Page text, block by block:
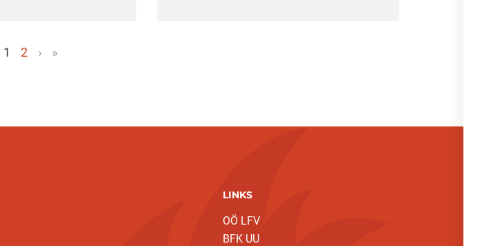
1
2
› »
LINKS
OÖ LFV
BFK UU